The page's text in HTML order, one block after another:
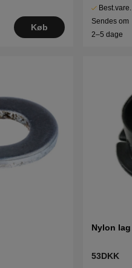
Køb
Best.vare.
Sendes om
2–5 dage
Nylon lag
53DKK